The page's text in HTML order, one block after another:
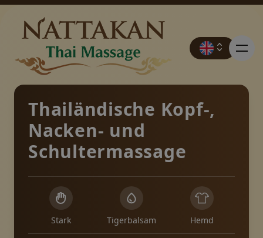
Preise
Buchung
Kontakt
Thailändische Kopf-,
Nacken- und
Schultermassage
Stark Tigerbalsam Hemd